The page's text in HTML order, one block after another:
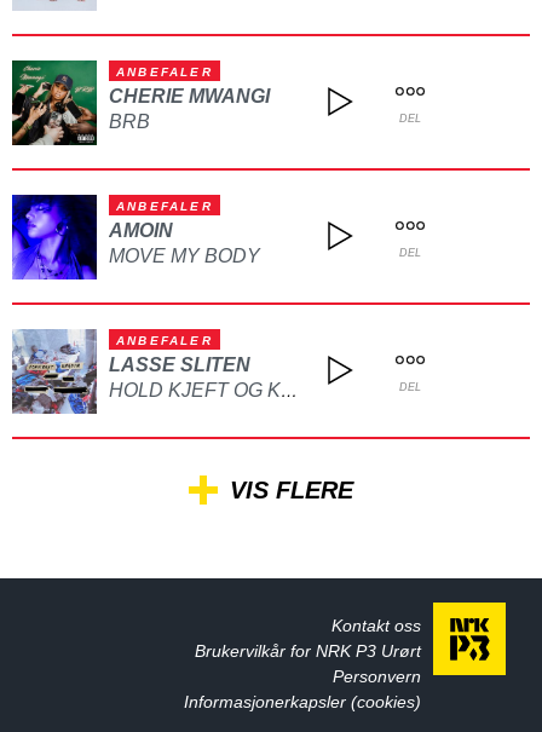
ANBEFALER
CHERIE MWANGI
BRB
DEL
ANBEFALER
AMOIN
MOVE MY BODY
DEL
ANBEFALER
LASSE SLITEN
HOLD KJEFT OG KYSS MEG DEL
VIS FLERE
Kontakt oss
Brukervilkår for NRK P3 Urørt
Personvern
Informasjonerkapsler (cookies)